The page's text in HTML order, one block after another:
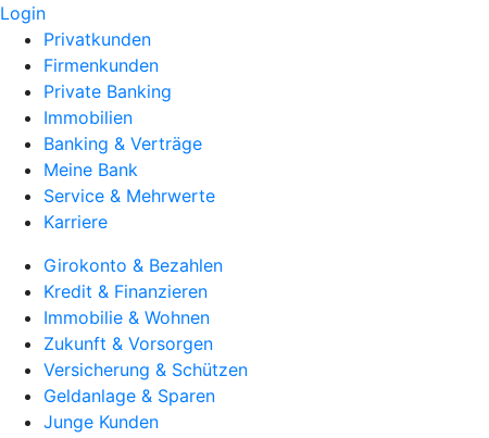
Login
Privatkunden
Firmenkunden
Private Banking
Immobilien
Banking & Verträge
Meine Bank
Service & Mehrwerte
Karriere
Girokonto & Bezahlen
Kredit & Finanzieren
Immobilie & Wohnen
Zukunft & Vorsorgen
Versicherung & Schützen
Geldanlage & Sparen
Junge Kunden